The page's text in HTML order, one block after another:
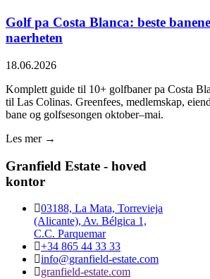
Golf pa Costa Blanca: beste
naerheten
18.06.2026
Komplett guide til 10+ golfbaner pa Costa
til Las Colinas. Greenfees, medlemskap,
bane og golfsesongen oktober–mai.
Les mer →
Granfield Estate - hoved
kontor
03188, La Mata, Torrevieja
(Alicante), Av. Bélgica 1,
C.C. Parquemar
+34 865 44 33 33
info@granfield-estate.com
granfield-estate.com